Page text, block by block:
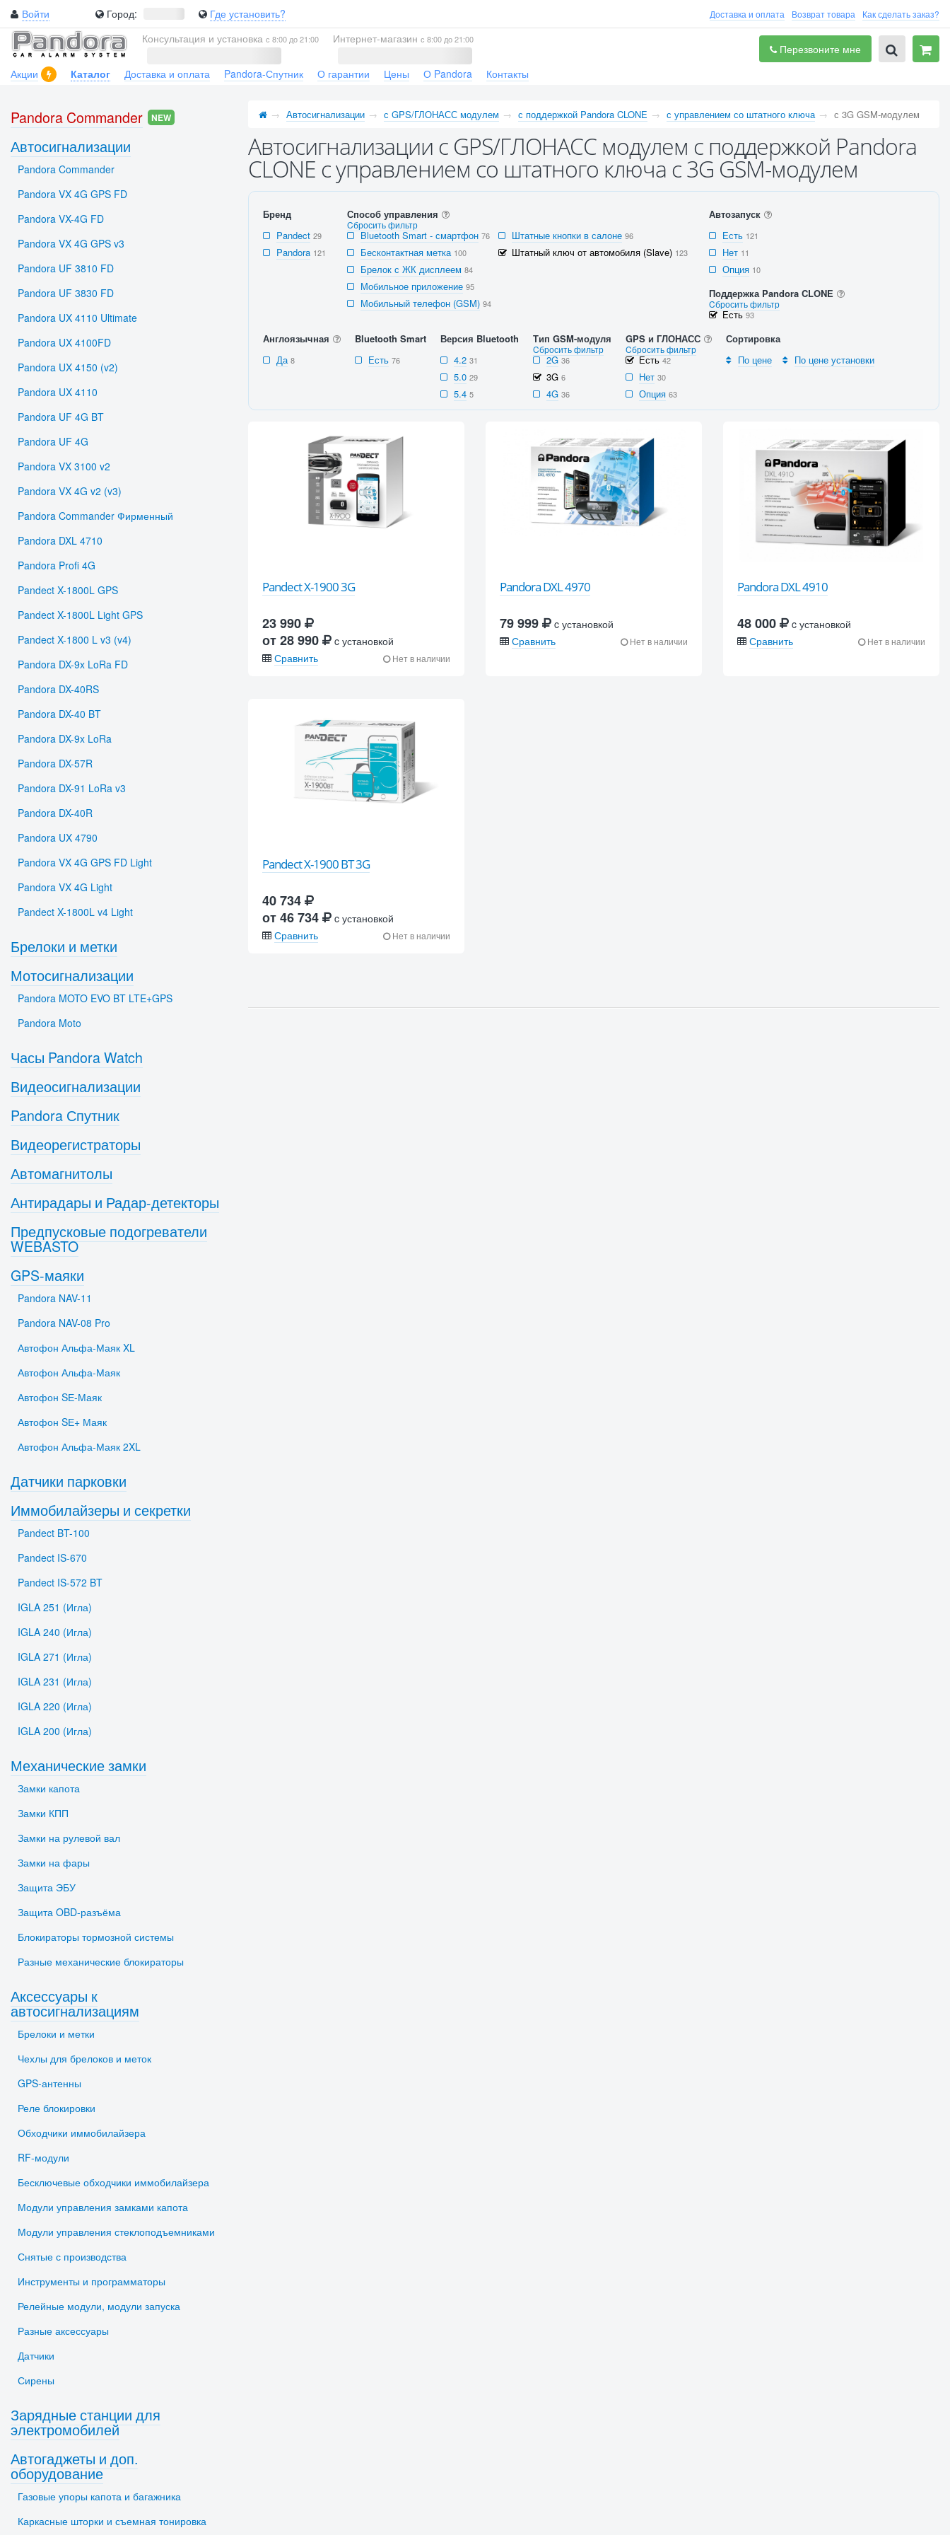
Войти Город: Где установить? Доставка и оплата Возврат товара Как сделать заказ?
Консультация и установка с 8:00 до 21:00 Интернет-магазин с 8:00 до 21:00
Перезвоните мне
Акции
Каталог Доставка и оплата Pandora-Спутник О гарантии Цены О Pandora Контакты
Автосигнализации с GPS/ГЛОНАСС модулем с поддержкой Pandora CLONE с управлением со штатного ключа с 3G GSM-модулем
Автосигнализации с GPS/ГЛОНАСС модулем с поддержкой Pandora
CLONE с управлением со штатного ключа с 3G GSM-модулем
Бренд
Pandect 29
Pandora 121
Способ управления
Cбросить фильтр
Bluetooth Smart - смартфон 76
Бесконтактная метка 100
Брелок с ЖК дисплеем 84
Мобильное приложение 95
Мобильный телефон (GSM) 94
Штатные кнопки в салоне 96
Штатный ключ от автомобиля (Slave) 123
Автозапуск
Есть 121
Нет 11
Опция 10
Поддержка Pandora CLONE
Cбросить фильтр
Есть93
Англоязычная
Да 8
Bluetooth Smart
Есть 76
Версия Bluetooth
4.2 31
5.0 29
5.4 5
Тип GSM-модуля
Cбросить фильтр
2G 36
3G 6
4G 36
GPS и ГЛОНАСС
Cбросить фильтр
Есть42
Нет 30
Опция 63
Сортировка
По цене
По цене установки
Pandect X-1900 3G
23 990
от 28 990
c установкой
Сравнить
Нет в наличии
Pandora DXL 4970
79 999
c установкой
Сравнить
Нет в наличии
Pandora DXL 4910
48 000
c установкой
Сравнить
Нет в наличии
Pandect X-1900 BT 3G
40 734
от 46 734
c установкой
Сравнить
Нет в наличии
Pandora Commander NEW
Автосигнализации
Pandora Commander
Pandora VX 4G GPS FD
Pandora VX-4G FD
Pandora VX 4G GPS v3
Pandora UF 3810 FD
Pandora UF 3830 FD
Pandora UX 4110 Ultimate
Pandora UX 4100FD
Pandora UX 4150 (v2)
Pandora UX 4110
Pandora UF 4G BT
Pandora UF 4G
Pandora VX 3100 v2
Pandora VX 4G v2 (v3)
Pandora Commander Фирменный
Pandora DXL 4710
Pandora Profi 4G
Pandect X-1800L GPS
Pandect X-1800L Light GPS
Pandect X-1800 L v3 (v4)
Pandora DX-9x LoRa FD
Pandora DX-40RS
Pandora DX-40 BT
Pandora DX-9x LoRa
Pandora DX-57R
Pandora DX-91 LoRa v3
Pandora DX-40R
Pandora UX 4790
Pandora VX 4G GPS FD Light
Pandora VX 4G Light
Pandect X-1800L v4 Light
Брелоки и метки
Мотосигнализации
Pandora MOTO EVO BT LTE+GPS
Pandora Moto
Часы Pandora Watch
Видеосигнализации
Pandora Спутник
Видеорегистраторы
Автомагнитолы
Антирадары и Радар-детекторы
Предпусковые подогреватели
WEBASTO
GPS-маяки
Pandora NAV-11
Pandora NAV-08 Pro
Автофон Альфа-Маяк XL
Автофон Альфа-Маяк
Автофон SЕ-Маяк
Автофон SЕ+ Маяк
Автофон Альфа-Маяк 2XL
Датчики парковки
Иммобилайзеры и секретки
Pandect BT-100
Pandect IS-670
Pandect IS-572 BT
IGLA 251 (Игла)
IGLA 240 (Игла)
IGLA 271 (Игла)
IGLA 231 (Игла)
IGLA 220 (Игла)
IGLA 200 (Игла)
Механические замки
Замки капота
Замки КПП
Замки на рулевой вал
Замки на фары
Защита ЭБУ
Защита OBD-разъёма
Блокираторы тормозной системы
Разные механические блокираторы
Аксессуары к
автосигнализациям
Брелоки и метки
Чехлы для брелоков и меток
GPS-антенны
Реле блокировки
Обходчики иммобилайзера
RF-модули
Бесключевые обходчики иммобилайзера
Модули управления замками капота
Модули управления стеклоподъемниками
Снятые с производства
Инструменты и программаторы
Релейные модули, модули запуска
Разные аксессуары
Датчики
Сирены
Зарядные станции для
электромобилей
Автогаджеты и доп.
оборудование
Газовые упоры капота и багажника
Каркасные шторки и съемная тонировка